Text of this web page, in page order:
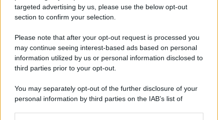
targeted advertising by us, please use the below opt-out
section to confirm your selection.
Please note that after your opt-out request is processed you
may continue seeing interest-based ads based on personal
information utilized by us or personal information disclosed to
third parties prior to your opt-out.
You may separately opt-out of the further disclosure of your
personal information by third parties on the IAB’s list of
© 2026 - Pianeta Design - P.IVA 04827280654 - Testata
Registrata Al Tribunale Di Nocera Inferiore N. 8/2020 - RG N.
ISCRIZIONE AL ROC N. 35792 – ISCRITTA ALL’ANSO
(ASSOCIAZIONE NAZIONALE STAMPA ONLINE)
PREFERENZE PRIVACY